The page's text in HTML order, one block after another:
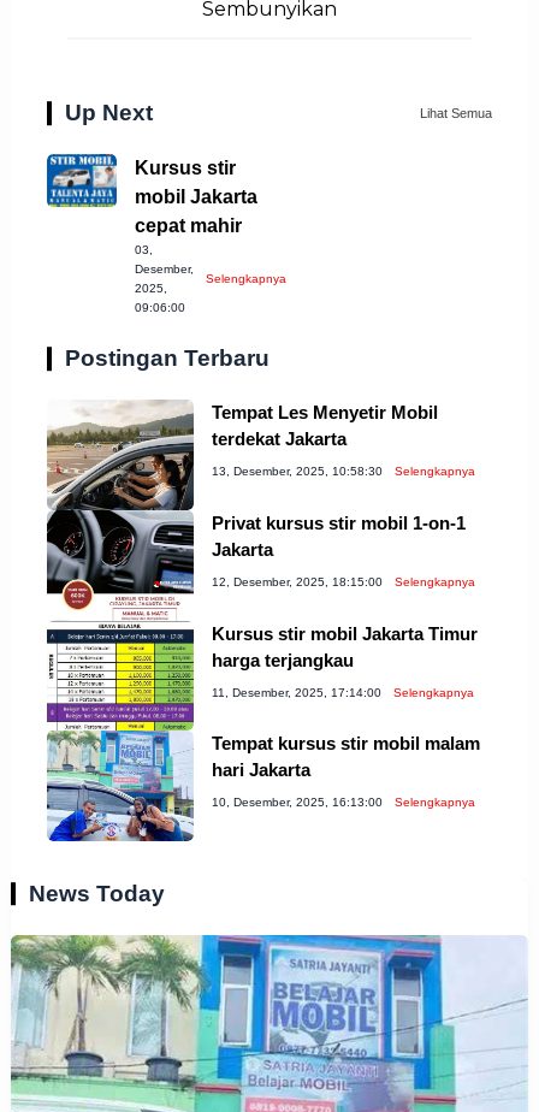
Sembunyikan
Up Next Lihat Semua
Kursus stir
mobil Jakarta
cepat mahir
03,
Desember,
2025,
09:06:00
Selengkapnya
Postingan Terbaru
Tempat Les Menyetir Mobil
terdekat Jakarta
13, Desember, 2025, 10:58:30 Selengkapnya
Privat kursus stir mobil 1-on-1
Jakarta
12, Desember, 2025, 18:15:00 Selengkapnya
Kursus stir mobil Jakarta Timur
harga terjangkau
11, Desember, 2025, 17:14:00 Selengkapnya
Tempat kursus stir mobil malam
hari Jakarta
10, Desember, 2025, 16:13:00 Selengkapnya
News Today